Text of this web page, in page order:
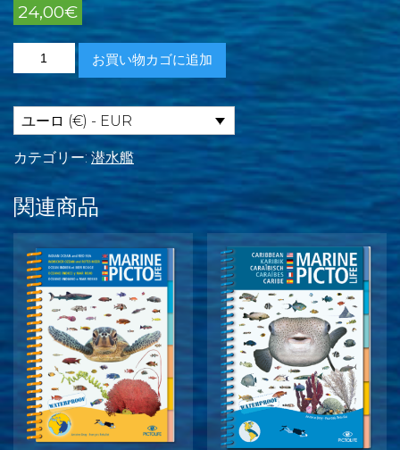
24,00€
ピ
ク
ト
ラ
イ
ア
ジ
ア
太
お買い物カゴに追加
ユーロ (€) - EUR
カテゴリー:潜水艦
関連商品